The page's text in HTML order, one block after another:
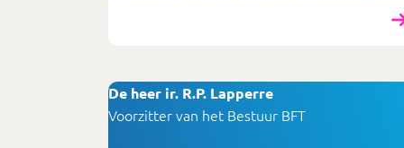
De heer ir. R.P. Lapperre
Voorzitter van het Bestuur BFT